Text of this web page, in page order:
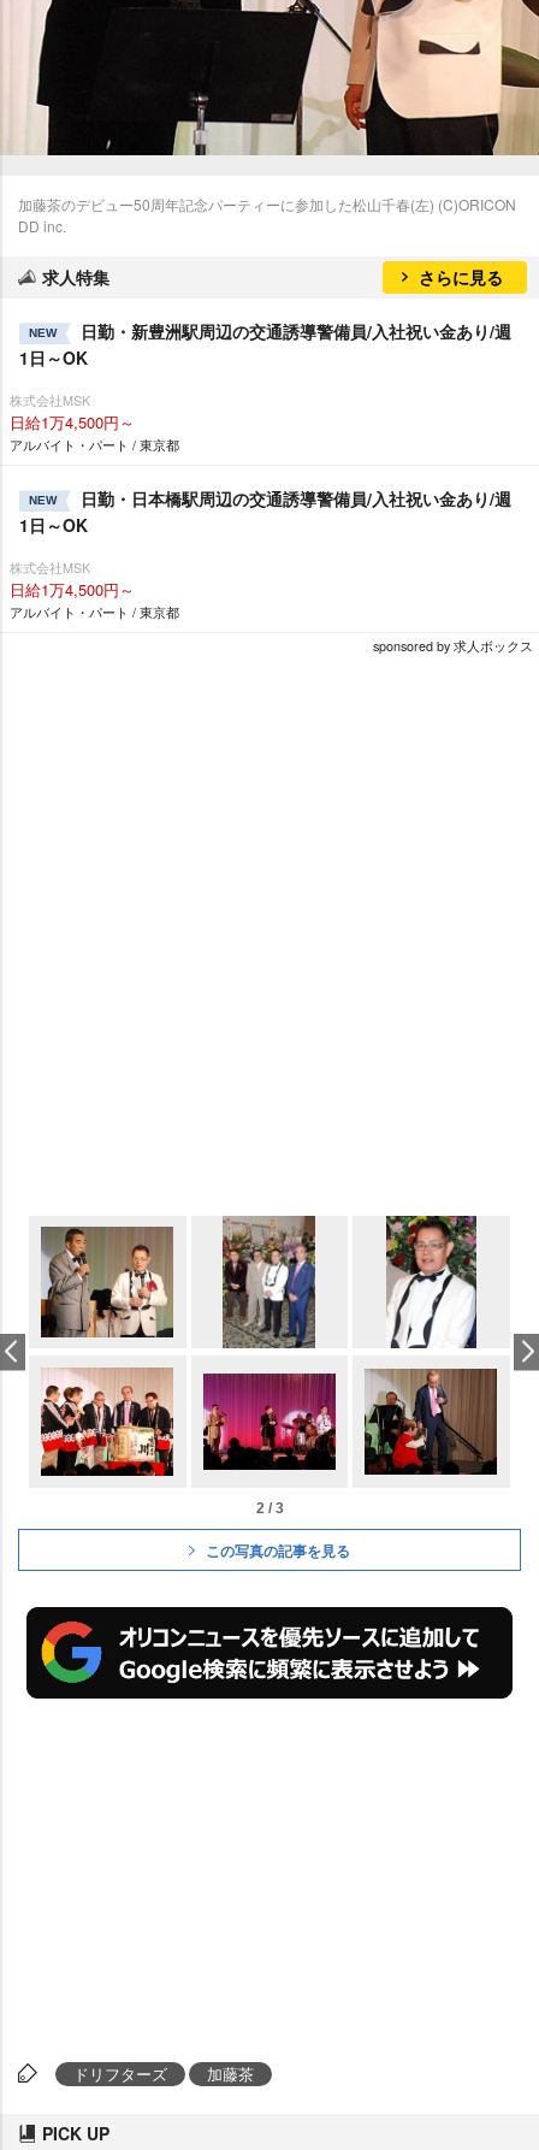
加藤茶のデビュー50周年記念パーティーに参加した松山千春(左) (C)ORICON
DD inc.
求人特集 さらに見る
NEW
日勤・新豊洲駅周辺の交通誘導警備員/入社祝い金あり/週
1日～OK
株式会社MSK
日給1万4,500円～
アルバイト・パート / 東京都
NEW
日勤・日本橋駅周辺の交通誘導警備員/入社祝い金あり/週
1日～OK
株式会社MSK
日給1万4,500円～
アルバイト・パート / 東京都
sponsored by 求人ボックス
2 / 3
この写真の記事を見る
ドリフターズ 加藤茶
PICK UP